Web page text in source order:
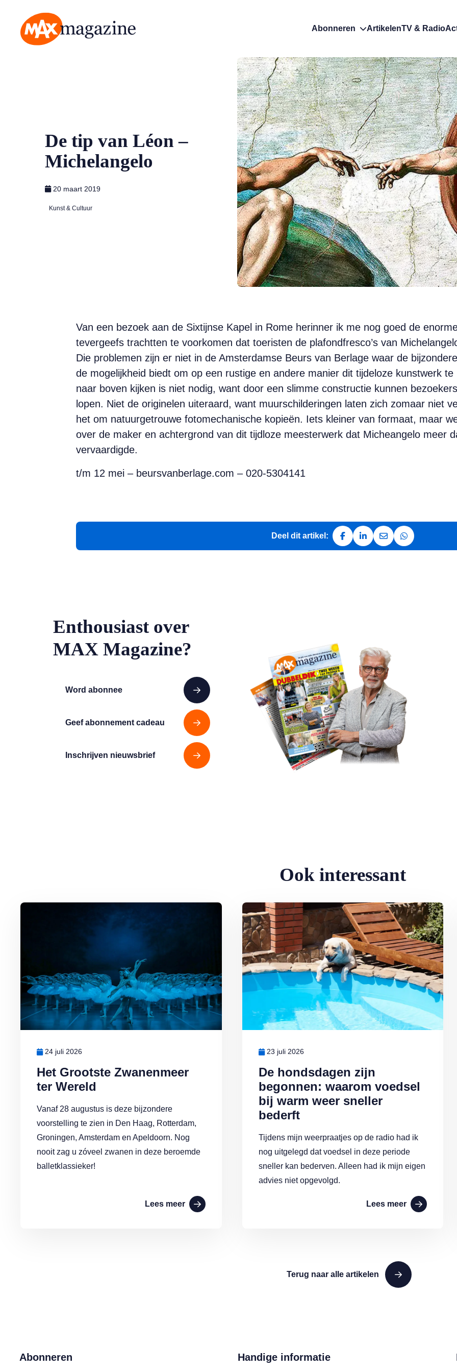
Abonneren ArtikelenTV & Radio
De tip van Léon –
Michelangelo
20 maart 2019
Kunst & Cultuur
Van een bezoek aan de Sixtijnse Kapel in Rome herinner ik me nog goed de
tevergeefs trachtten te voorkomen dat toeristen de plafondfresco’s van
Die problemen zijn er niet in de Amsterdamse Beurs van Berlage waar de
de mogelijkheid biedt om op een rustige en andere manier dit tijdeloze kunstwerk
naar boven kijken is niet nodig, want door een slimme constructie kunnen
lopen. Niet de originelen uiteraard, want muurschilderingen laten zich zomaar niet
het om natuurgetrouwe fotomechanische kopieën. Iets kleiner van formaat, maar
over de maker en achtergrond van dit tijdloze meesterwerk dat Micheangelo meer
vervaardigde.
t/m 12 mei – beursvanberlage.com – 020-5304141
Deel dit artikel:
Deel op Facebook
Deel op LinkedIn
Deel via e-mail
Deel via
Enthousiast over
MAX Magazine?
Word abonnee
Geef abonnement cadeau
Inschrijven nieuwsbrief
Ook interessant
Het Grootste Zwanenmeer
ter Wereld
24 juli 2026
Vanaf 28 augustus is deze bijzondere
voorstelling te zien in Den Haag, Rotterdam,
Groningen, Amsterdam en Apeldoorn. Nog
nooit zag u zóveel zwanen in deze beroemde
balletklassieker!
Lees meer
Lees meer over Het Grootste Zwanenmeer ter Wereld
De hondsdagen zijn
begonnen: waarom voedsel
bij warm weer sneller
bederft
23 juli 2026
Tijdens mijn weerpraatjes op de radio had ik
nog uitgelegd dat voedsel in deze periode
sneller kan bederven. Alleen had ik mijn eigen
advies niet opgevolgd.
Lees meer
Lees meer over De hondsdagen zijn begonnen: waarom voedsel
Terug naar alle artikelen
Abonneren Handige informatie